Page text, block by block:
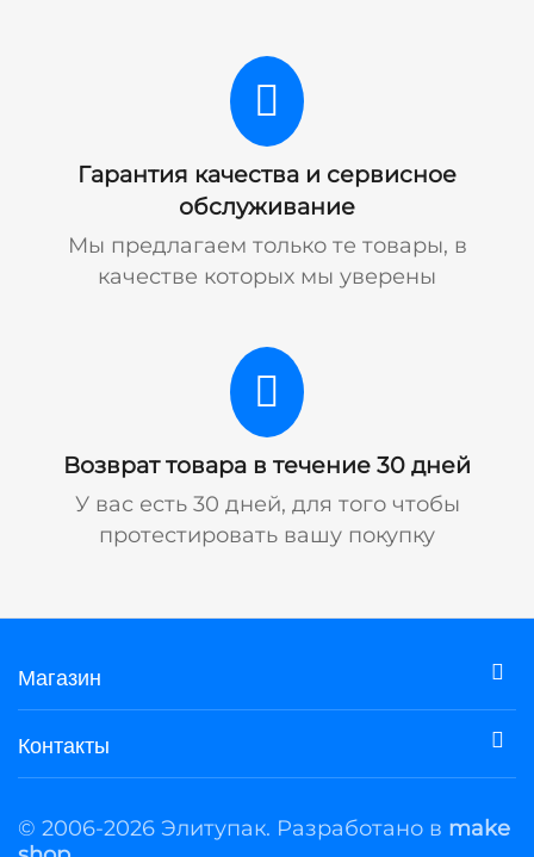
Гарантия качества и сервисное
обслуживание
Мы предлагаем только те товары, в
качестве которых мы уверены
Возврат товара в течение 30 дней
У вас есть 30 дней, для того чтобы
протестировать вашу покупку
Магазин
Контакты
© 2006-2026 Элитупак. Разработано в make